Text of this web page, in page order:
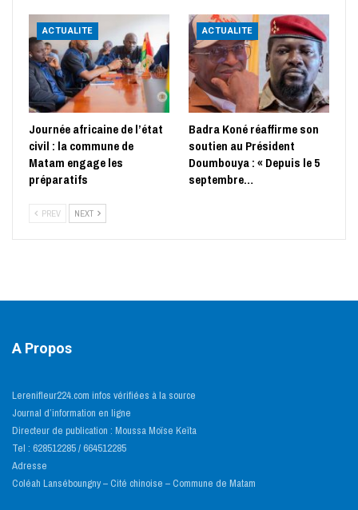
ACTUALITE
Journée africaine de l’état
civil : la commune de
Matam engage les
préparatifs
ACTUALITE
Badra Koné réaffirme son
soutien au Président
Doumbouya : « Depuis le 5
septembre…
PREV NEXT
A Propos
Lerenifleur224.com infos vérifiées à la source
Journal d’information en ligne
Directeur de publication : Moussa Moïse Keïta
Tel : 628512285 / 664512285
Adresse
Coléah Lanséboungny – Cité chinoise – Commune de Matam